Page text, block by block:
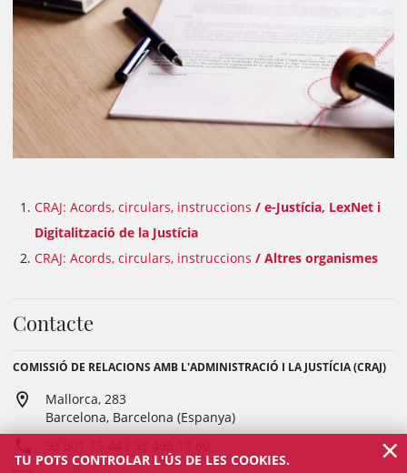
CRAJ: Acords, circulars, instruccions / e-Justícia, LexNet i
Digitalització de la Justícia
CRAJ: Acords, circulars, instruccions / Altres organismes
Contacte
COMISSIÓ DE RELACIONS AMB L'ADMINISTRACIÓ I LA JUSTÍCIA (CRAJ)
Mallorca, 283
Barcelona, Barcelona (Espanya)
TU POTS CONTROLAR L'ÚS DE LES COOKIES.
×